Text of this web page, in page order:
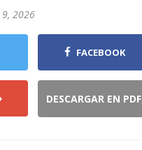
2026
FACEBOOK
DESCARGAR EN PDF